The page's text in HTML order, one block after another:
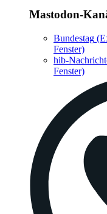
Mastodon-
Bundestag
Fenster)
hib-
Fenster)